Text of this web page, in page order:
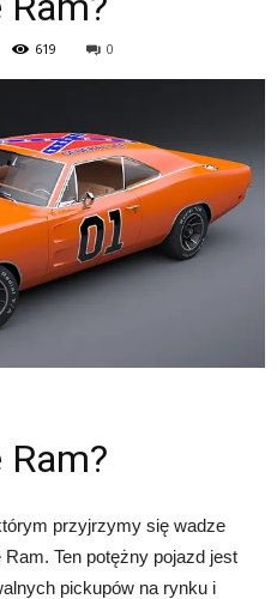
619 0
Ram?
przyjrzymy się wadze
Ten potężny pojazd jest
pickupów na rynku i